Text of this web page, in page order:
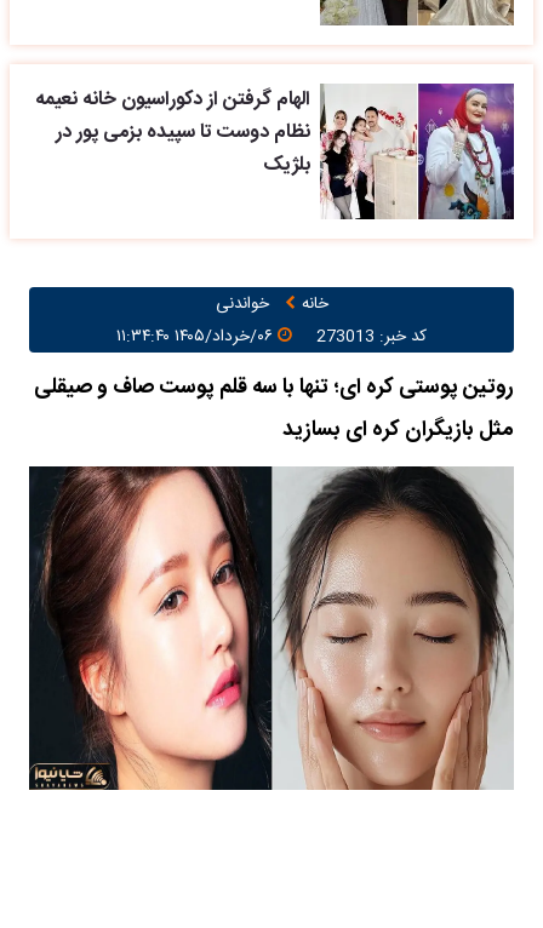
الهام گرفتن از دکوراسیون خانه نعیمه
نظام دوست تا سپیده بزمی پور در
بلژیک
خانه
خواندنی
کد خبر: 273013
روتین پوستی کره ای؛ تنها با سه قلم پوست صاف و صیقلی
مثل بازیگران کره ای بسازید